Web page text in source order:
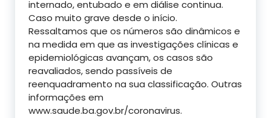
internado, entubado e em diálise continua.
Caso muito grave desde o início.
Ressaltamos que os números são dinâmicos e
na medida em que as investigações clínicas e
epidemiológicas avançam, os casos são
reavaliados, sendo passíveis de
reenquadramento na sua classificação. Outras
informações em
www.saude.ba.gov.br/coronavirus.